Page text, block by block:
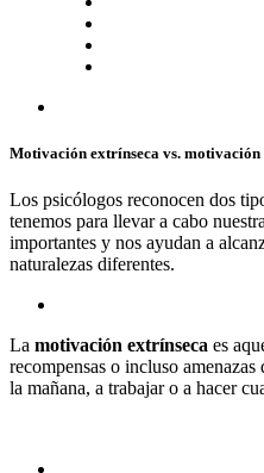
Motivación extrínseca vs. motivación
Los psicólogos reconocen dos
tenemos para llevar a cabo
importantes y nos ayudan a
naturalezas diferentes.
La motivación extrínseca es
recompensas o incluso
la mañana, a trabajar o a hacer